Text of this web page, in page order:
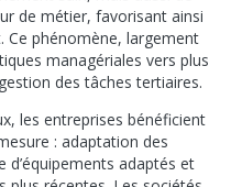
de métier, favorisant ainsi
phénomène, largement
managériales vers plus
des tâches tertiaires.
les entreprises bénéficient
: adaptation des
d’équipements adaptés et